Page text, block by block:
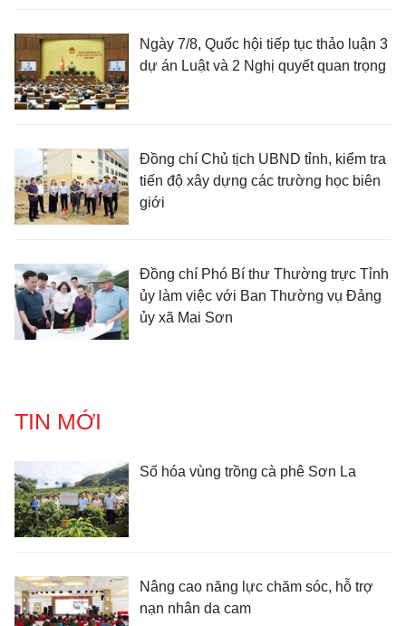
Ngày 7/8, Quốc hội tiếp tục thảo luận 3
dự án Luật và 2 Nghị quyết quan trọng
Đồng chí Chủ tịch UBND tỉnh, kiểm tra
tiến độ xây dựng các trường học biên
giới
Đồng chí Phó Bí thư Thường trực Tỉnh
ủy làm việc với Ban Thường vụ Đảng
ủy xã Mai Sơn
TIN MỚI
Số hóa vùng trồng cà phê Sơn La
Nâng cao năng lực chăm sóc, hỗ trợ
nạn nhân da cam